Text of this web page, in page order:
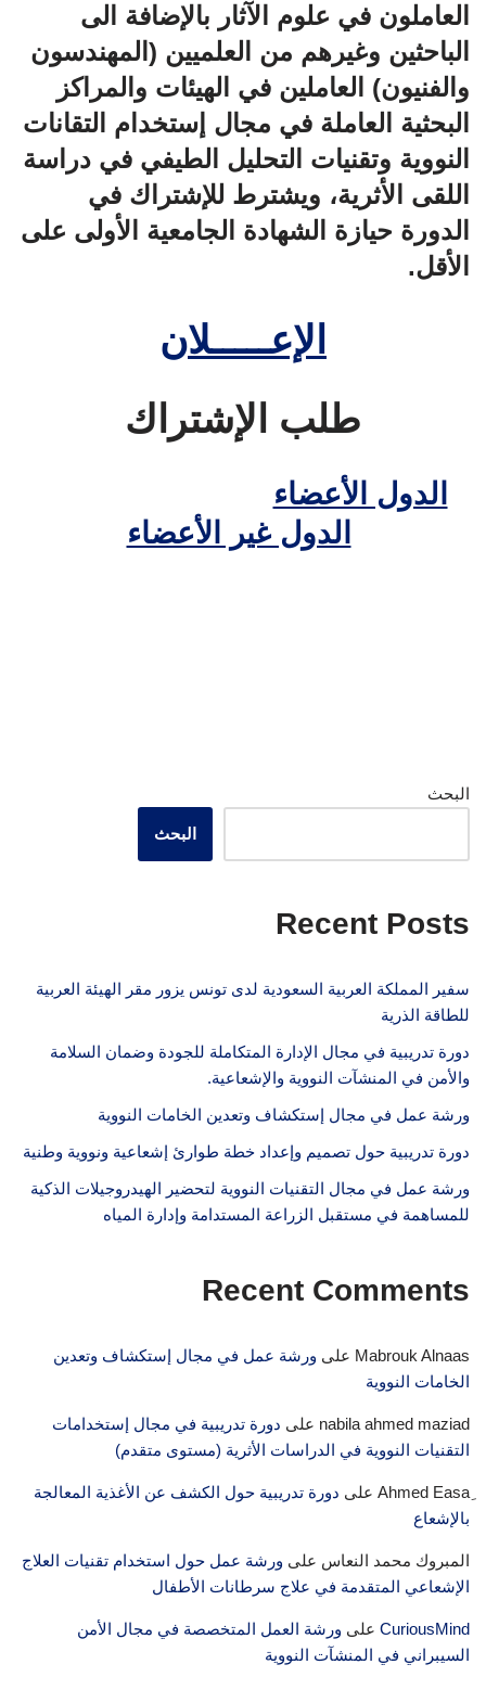
العاملون في علوم الآثار بالإضافة الى
الباحثين وغيرهم من العلميين (المهندسون
والفنيون) العاملين في الهيئات والمراكز
البحثية العاملة في مجال إستخدام التقانات
النووية وتقنيات التحليل الطيفي في دراسة
اللقى الأثرية، ويشترط للإشتراك في
الدورة حيازة الشهادة الجامعية الأولى على
الأقل.
الإعـــــلان
طلب الإشتراك
الدول الأعضاء
الدول غير الأعضاء
البحث
البحث
Recent Posts
سفير المملكة العربية السعودية لدى تونس يزور مقر الهيئة العربية
للطاقة الذرية
دورة تدريبية في مجال الإدارة المتكاملة للجودة وضمان السلامة
والأمن في المنشآت النووية والإشعاعية.
ورشة عمل في مجال إستكشاف وتعدين الخامات النووية
دورة تدريبية حول تصميم وإعداد خطة طوارئ إشعاعية ونووية وطنية
ورشة عمل في مجال التقنيات النووية لتحضير الهيدروجيلات الذكية
للمساهمة في مستقبل الزراعة المستدامة وإدارة المياه
Recent Comments
Mabrouk Alnaas على ورشة عمل في مجال إستكشاف وتعدين
الخامات النووية
nabila ahmed maziad على دورة تدريبية في مجال إستخدامات
التقنيات النووية في الدراسات الأثرية (مستوى متقدم)
على دورة تدريبية حول الكشف عن الأغذية المعالجة
بالإشعاع
المبروك محمد النعاس على ورشة عمل حول استخدام تقنيات العلاج
الإشعاعي المتقدمة في علاج سرطانات الأطفال
CuriousMind على ورشة العمل المتخصصة في مجال الأمن
السيبراني في المنشآت النووية